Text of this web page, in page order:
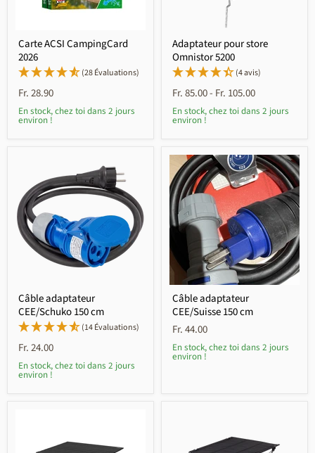
Carte ACSI CampingCard
2026
(28 Évaluations)
Fr. 28.90
En stock, chez toi dans 2 jours
environ !
Adaptateur pour store
Omnistor 5200
(4 avis)
Fr. 85.00- Fr. 105.00
En stock, chez toi dans 2 jours
environ !
Câble adaptateur
CEE/Schuko 150 cm
(14 Évaluations)
Fr. 24.00
En stock, chez toi dans 2 jours
environ !
Câble adaptateur
CEE/Suisse 150 cm
Fr. 44.00
En stock, chez toi dans 2 jours
environ !